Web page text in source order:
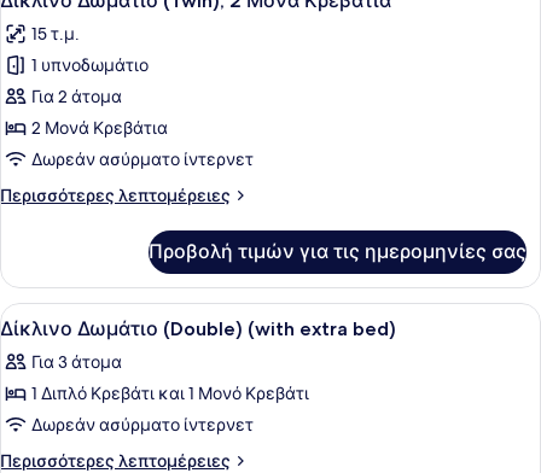
όλων
των
φωτογραφιών
για
Δίκλινο
Δωμάτιο
(Twin),
2
15 τ.μ.
1 υπνοδωμάτιο
Για 2 άτομα
2 Μονά Κρεβάτια
Δωρεάν ασύρματο ίντερνετ
Περισσότερες λεπτομέρειες
Περισσότερες
Δωμάτιο
(Twin),
2
Κρεβάτια
Προβολή τιμών για τις ημερομηνίες σας
Προβολή
όλων
των
φωτογραφιών
για
Δίκλινο
Ένα δωμάτιο ξενοδοχείου με ένα
5
Δίκλινο Δωμάτιο (Double) (with extra bed)
Για 3 άτομα
1 Διπλό Κρεβάτι και 1 Μονό Κρεβάτι
Δωρεάν ασύρματο ίντερνετ
Περισσότερες λεπτομέρειες
Περισσότερες